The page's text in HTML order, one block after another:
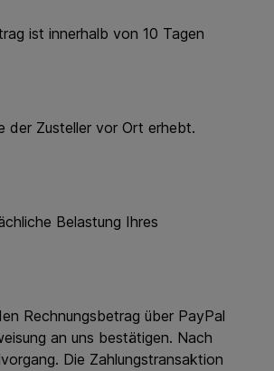
ist innerhalb von 10 Tagen
Zusteller vor Ort erhebt.
Belastung Ihres
Rechnungsbetrag über PayPal
an uns bestätigen. Nach
Die Zahlungstransaktion